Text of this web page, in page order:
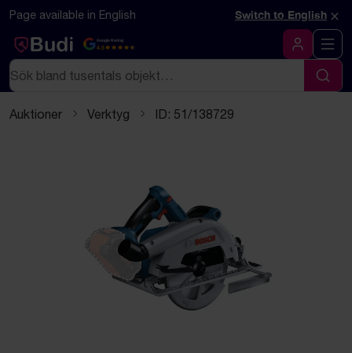
Hoppa till innehåll
Textbaserad (markdown) version av denna sida
Page available in English Switch to English ×
Google Rating
4.5
Logga in
Sök
Sök
Auktioner Verktyg ID: 51/138729